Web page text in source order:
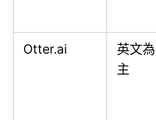
Otter.ai
英文為
主